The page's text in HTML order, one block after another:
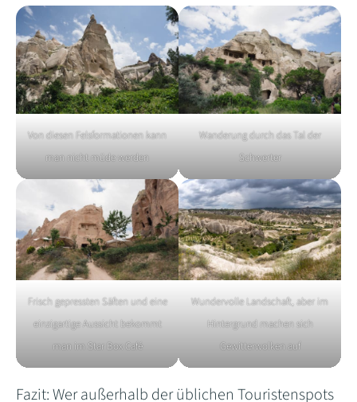
Von diesen Felsformationen kann
man nicht müde werden
Wanderung durch das Tal der
Schwerter
Frisch gepressten Säften und eine
einzigartige Aussicht bekommt
man im Star Box Café
Wundervolle Landschaft, aber im
Hintergrund machen sich
Gewitterwolken auf
Fazit: Wer außerhalb der üblichen Touristenspots